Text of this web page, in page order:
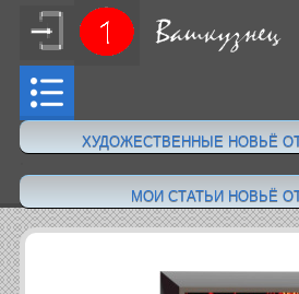
ХУДОЖЕСТВЕННЫЕ НОВЬЁ ОТ
МОИ СТАТЬИ НОВЬЁ ОТ